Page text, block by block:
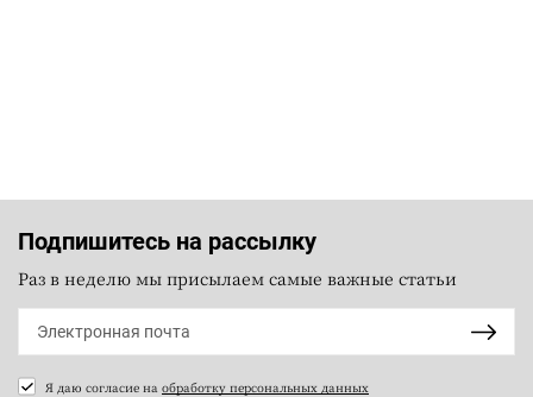
Подпишитесь на рассылку
Раз в неделю мы присылаем самые важные статьи
Я даю согласие на обработку персональных данных